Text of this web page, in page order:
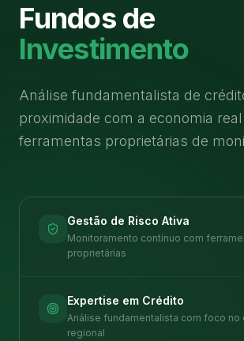
Fundos de
Investimento
Análise fundamentalista de
proximidade com a economia
ferramentas proprietárias de
Gestão de Risco Ativa
Monitoramento contínuo com
proprietárias
Expertise em Crédito
Análise fundamentalista com foco no
regional